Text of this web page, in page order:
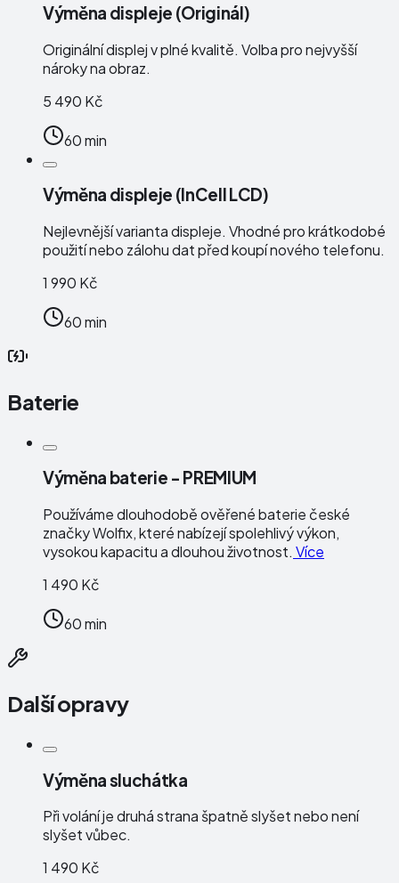
Výměna displeje (Originál)
Originální displej v plné kvalitě. Volba pro nejvyšší
nároky na obraz.
5 490 Kč
60 min
Výměna displeje (InCell LCD)
Nejlevnější varianta displeje. Vhodné pro krátkodobé
použití nebo zálohu dat před koupí nového telefonu.
1 990 Kč
60 min
Baterie
Výměna baterie - PREMIUM
Používáme dlouhodobě ověřené baterie české
značkyWolfix, které nabízejí spolehlivý výkon,
vysokou kapacitu a dlouhou životnost. Více
1 490 Kč
60 min
Další opravy
Výměna sluchátka
Při volání je druhá strana špatně slyšet nebo není
slyšet vůbec.
1 490 Kč